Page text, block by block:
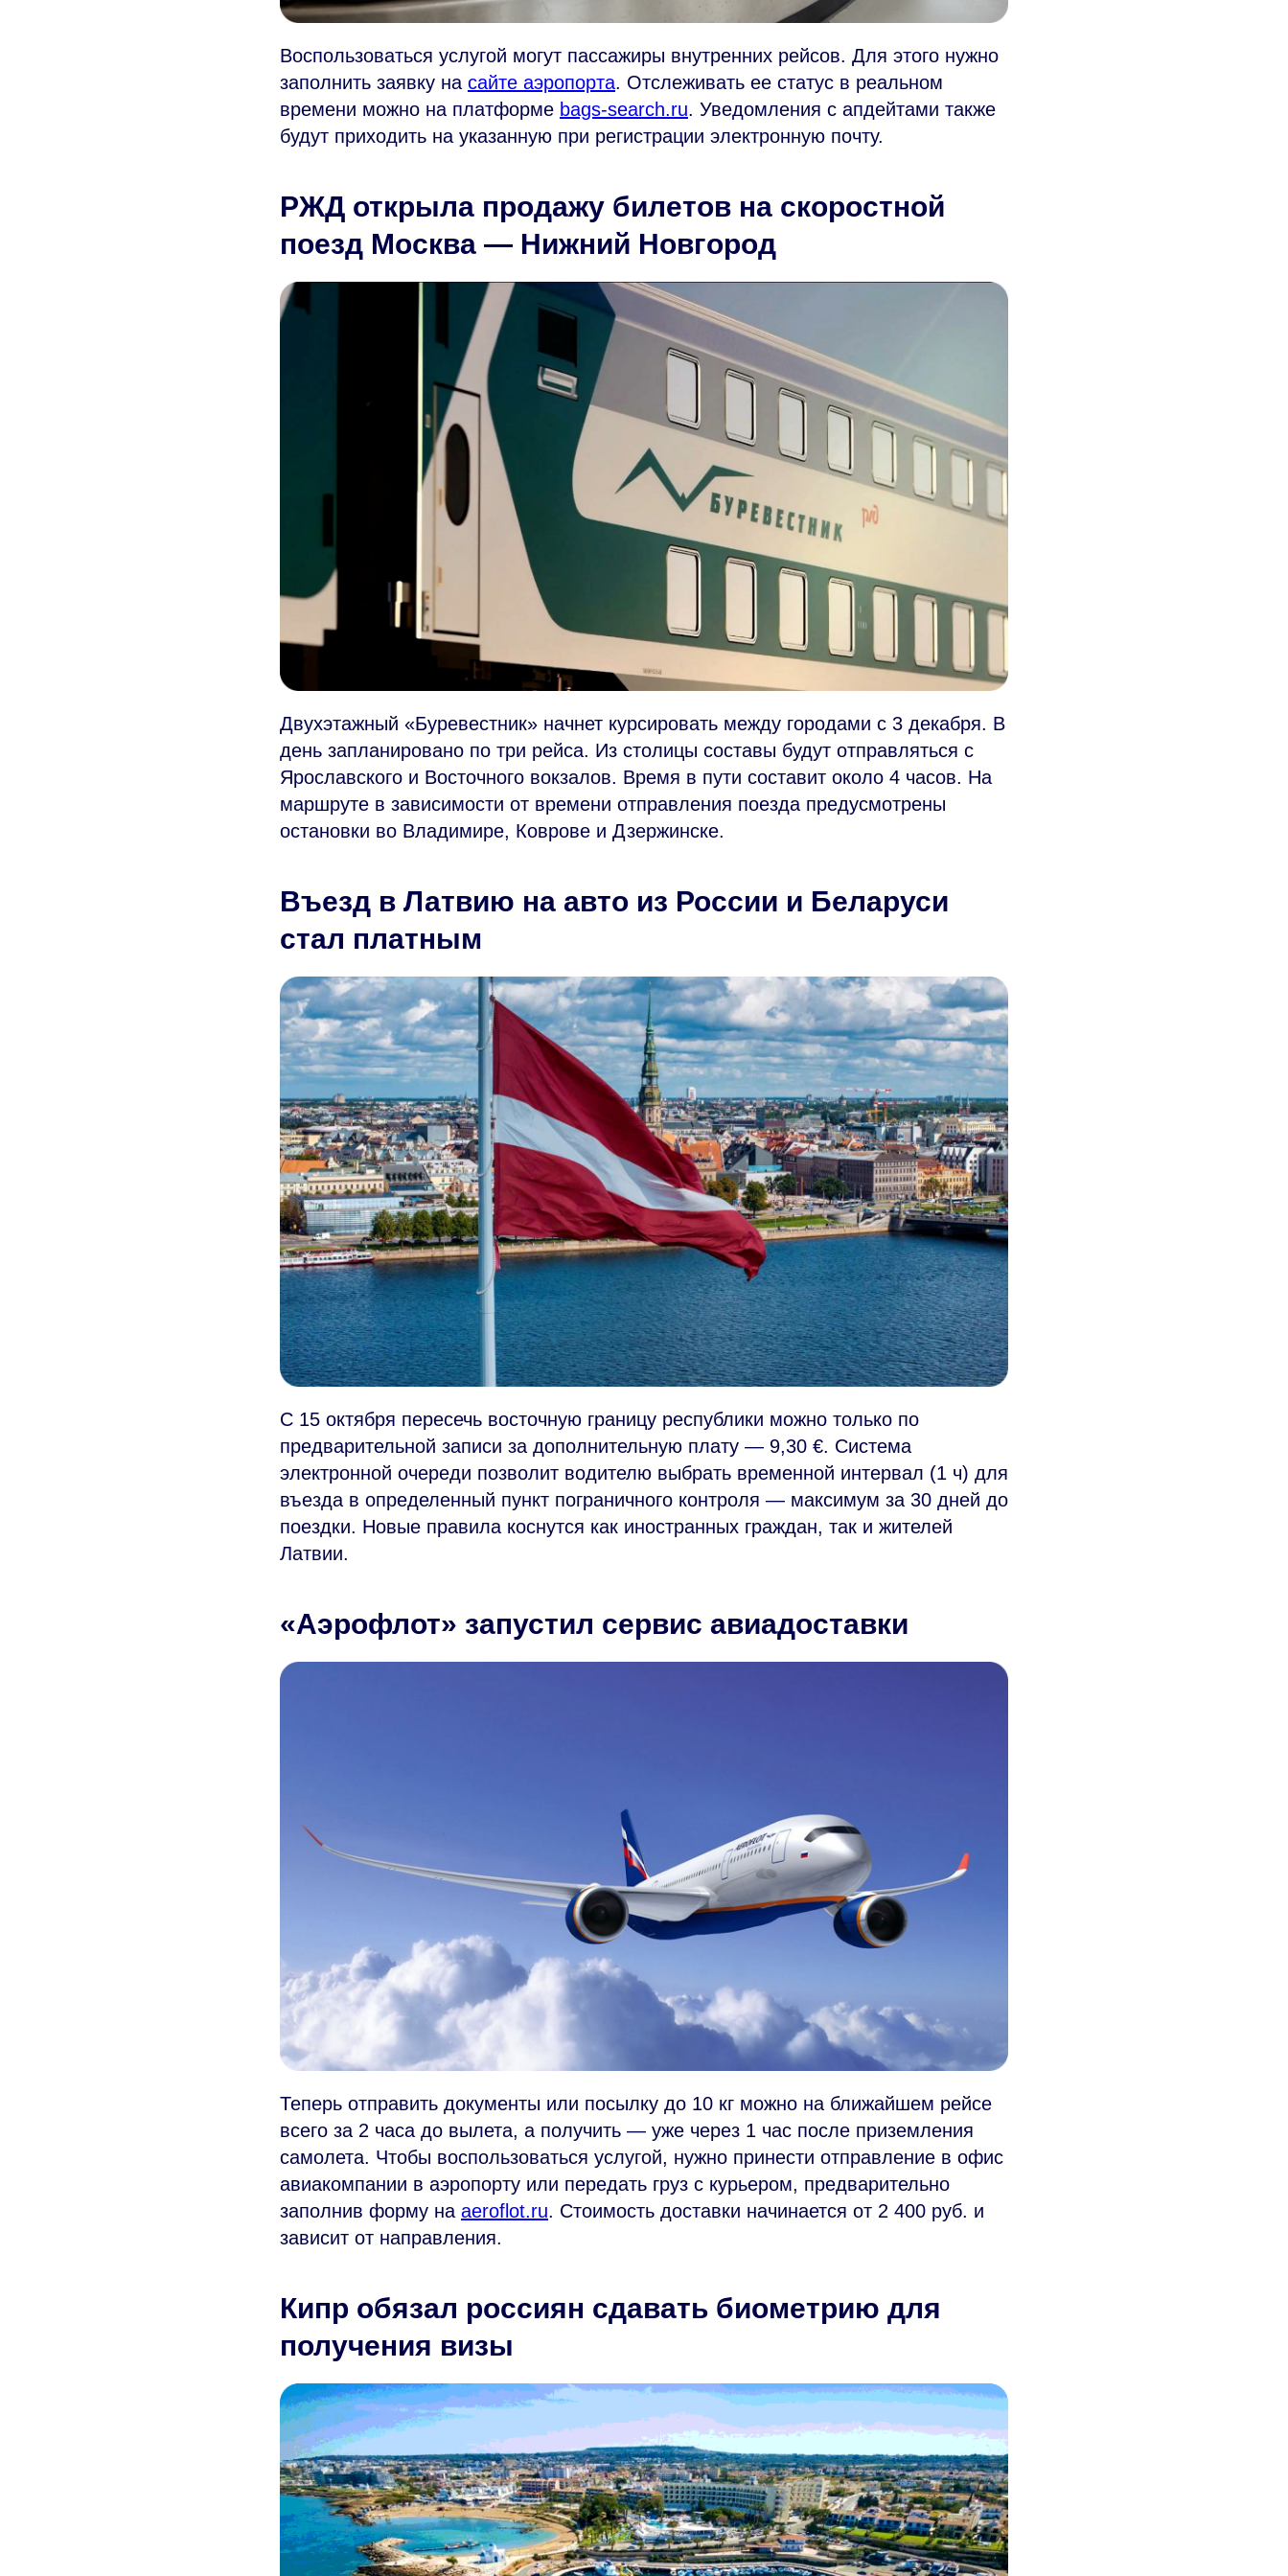
Воспользоваться услугой могут пассажиры внутренних рейсов. Для этого нужно
заполнить заявку на сайте аэропорта. Отслеживать ее статус в реальном
времени можно на платформе bags-search.ru. Уведомления с апдейтами также
будут приходить на указанную при регистрации электронную почту.
РЖД открыла продажу билетов на скоростной
поезд Москва — Нижний Новгород
Двухэтажный «Буревестник» начнет курсировать между городами с 3 декабря. В
день запланировано по три рейса. Из столицы составы будут отправляться с
Ярославского и Восточного вокзалов. Время в пути составит около 4 часов. На
маршруте в зависимости от времени отправления поезда предусмотрены
остановки во Владимире, Коврове и Дзержинске.
Въезд в Латвию на авто из России и Беларуси
стал платным
С 15 октября пересечь восточную границу республики можно только по
предварительной записи за дополнительную плату — 9,30 €. Система
электронной очереди позволит водителю выбрать временной интервал (1 ч) для
въезда в определенный пункт пограничного контроля — максимум за 30 дней до
поездки. Новые правила коснутся как иностранных граждан, так и жителей
Латвии.
«Аэрофлот» запустил сервис авиадоставки
Теперь отправить документы или посылку до 10 кг можно на ближайшем рейсе
всего за 2 часа до вылета, а получить — уже через 1 час после приземления
самолета. Чтобы воспользоваться услугой, нужно принести отправление в офис
авиакомпании в аэропорту или передать груз с курьером, предварительно
заполнив форму на aeroflot.ru. Стоимость доставки начинается от 2 400 руб. и
зависит от направления.
Кипр обязал россиян сдавать биометрию для
получения визы